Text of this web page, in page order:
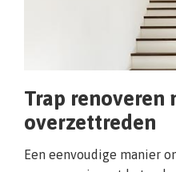
Trap renoveren
overzettreden
Een eenvoudige manier